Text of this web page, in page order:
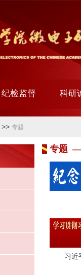
纪检监督 科研
>> 专题
专题
习近